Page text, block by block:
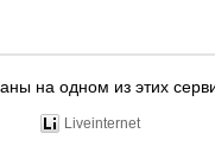
на одном из этих
Liveinternet